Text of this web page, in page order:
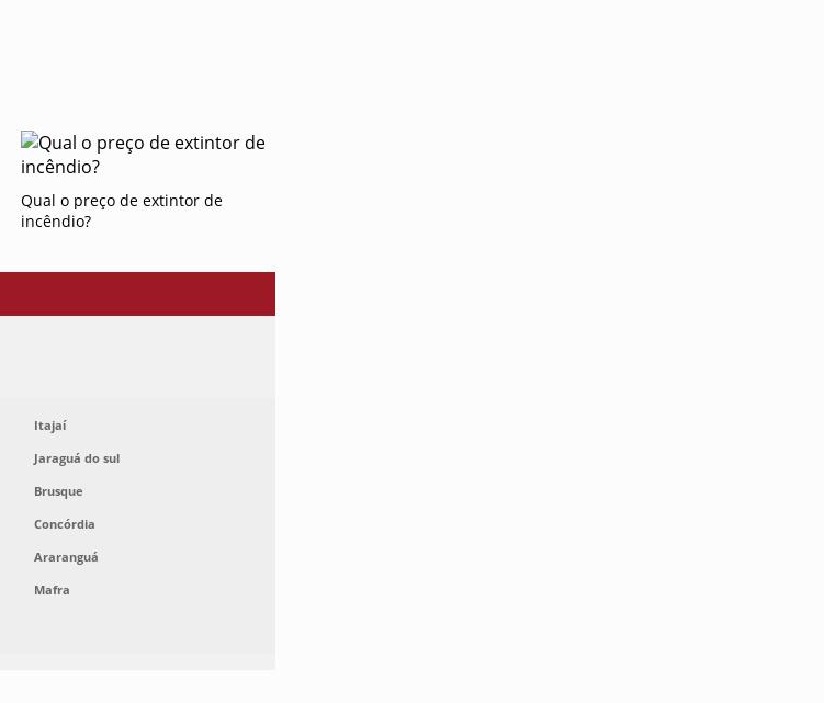
Qual o preço de extintor de
incêndio?
Itajaí
Jaraguá do sul
Brusque
Concórdia
Araranguá
Mafra